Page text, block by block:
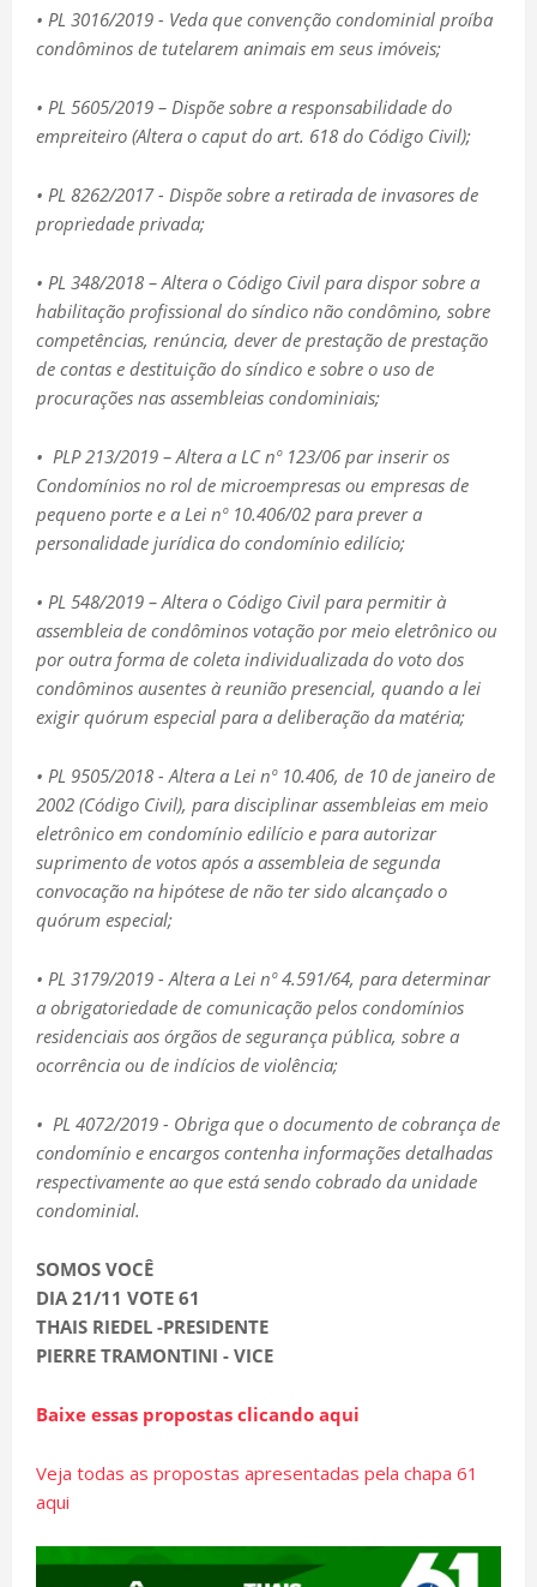
• PL 3016/2019 - Veda que convenção condominial proíba
condôminos de tutelarem animais em seus imóveis;
• PL 5605/2019 – Dispõe sobre a responsabilidade do
empreiteiro (Altera o caput do art. 618 do Código Civil);
• PL 8262/2017 - Dispõe sobre a retirada de invasores de
propriedade privada;
• PL 348/2018 – Altera o Código Civil para dispor sobre a
habilitação profissional do síndico não condômino, sobre
competências, renúncia, dever de prestação de prestação
de contas e destituição do síndico e sobre o uso de
procurações nas assembleias condominiais;
• PLP 213/2019 – Altera a LC nº 123/06 par inserir os
Condomínios no rol de microempresas ou empresas de
pequeno porte e a Lei nº 10.406/02 para prever a
personalidade jurídica do condomínio edilício;
• PL 548/2019 – Altera o Código Civil para permitir à
assembleia de condôminos votação por meio eletrônico ou
por outra forma de coleta individualizada do voto dos
condôminos ausentes à reunião presencial, quando a lei
exigir quórum especial para a deliberação da matéria;
• PL 9505/2018 - Altera a Lei nº 10.406, de 10 de janeiro de
2002 (Código Civil), para disciplinar assembleias em meio
eletrônico em condomínio edilício e para autorizar
suprimento de votos após a assembleia de segunda
convocação na hipótese de não ter sido alcançado o
quórum especial;
• PL 3179/2019 - Altera a Lei nº 4.591/64, para determinar
a obrigatoriedade de comunicação pelos condomínios
residenciais aos órgãos de segurança pública, sobre a
ocorrência ou de indícios de violência;
• PL 4072/2019 - Obriga que o documento de cobrança de
condomínio e encargos contenha informações detalhadas
respectivamente ao que está sendo cobrado da unidade
condominial.
SOMOS VOCÊ
DIA 21/11 VOTE 61
THAIS RIEDEL -PRESIDENTE
PIERRE TRAMONTINI - VICE
Baixe essas propostas clicando aqui
Veja todas as propostas apresentadas pela chapa 61
aqui